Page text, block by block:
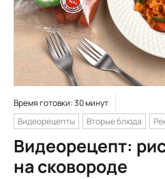
Время готовки: 30 минут
Видеорецепты
Вторые блюда
Видеорецепт:
на сковороде